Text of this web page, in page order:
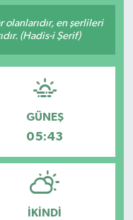
olanlarıdır, en şerlileri
(Hadis-i Şerif)
GÜNEŞ
05:43
İKINDI